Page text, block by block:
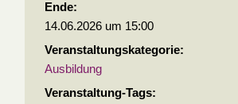
Ende:
14.06.2026 um 15:00
Veranstaltungskategorie:
Ausbildung
Veranstaltung-Tags: